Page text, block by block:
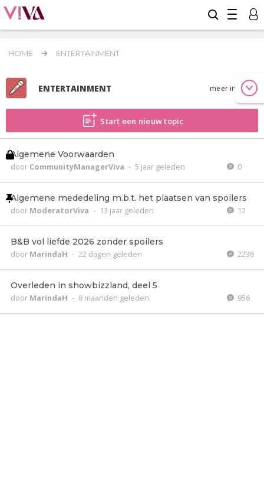
HOME ENTERTAINMENT
ENTERTAINMENT meer info
Start een nieuw topic
Algemene Voorwaarden
door CommunityManagerViva - 5 jaar geleden 0
Algemene mededeling m.b.t. het plaatsen van spoilers
door ModeratorViva - 13 jaar geleden 12
B&B vol liefde 2026 zonder spoilers
door MarindaH - 22 dagen geleden 2236
Overleden in showbizzland, deel 5
door MarindaH - 8 maanden geleden 956